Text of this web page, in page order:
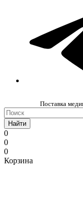
Поставка
Найти
0
0
0
Корзина